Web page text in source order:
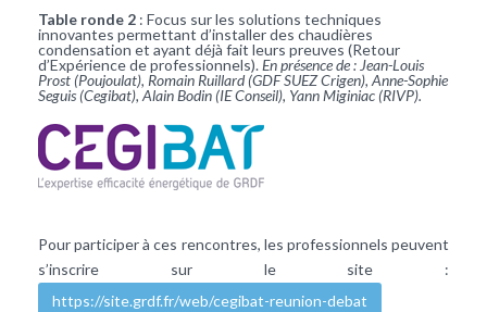
Table ronde 2 : Focus sur les solutions techniques
innovantes permettant d’installer des chaudières
condensation et ayant déjà fait leurs preuves (Retour
d’Expérience de professionnels).En présence de : Jean-Louis
Prost (Poujoulat), Romain Ruillard (GDF SUEZ Crigen), Anne-Sophie
Seguis (Cegibat), Alain Bodin (IE Conseil), Yann Miginiac (RIVP).
Pour participer à ces rencontres, les professionnels peuvent
s’inscrire sur le site :
https://site.grdf.fr/web/cegibat-reunion-debat